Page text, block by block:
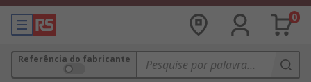
0
Referência do fabricante